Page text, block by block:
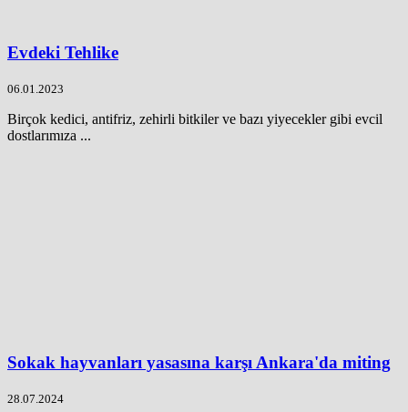
Evdeki Tehlike
06.01.2023
Birçok kedici, antifriz, zehirli bitkiler ve bazı yiyecekler gibi evcil
dostlarımıza ...
Sokak hayvanları yasasına karşı Ankara'da miting
28.07.2024